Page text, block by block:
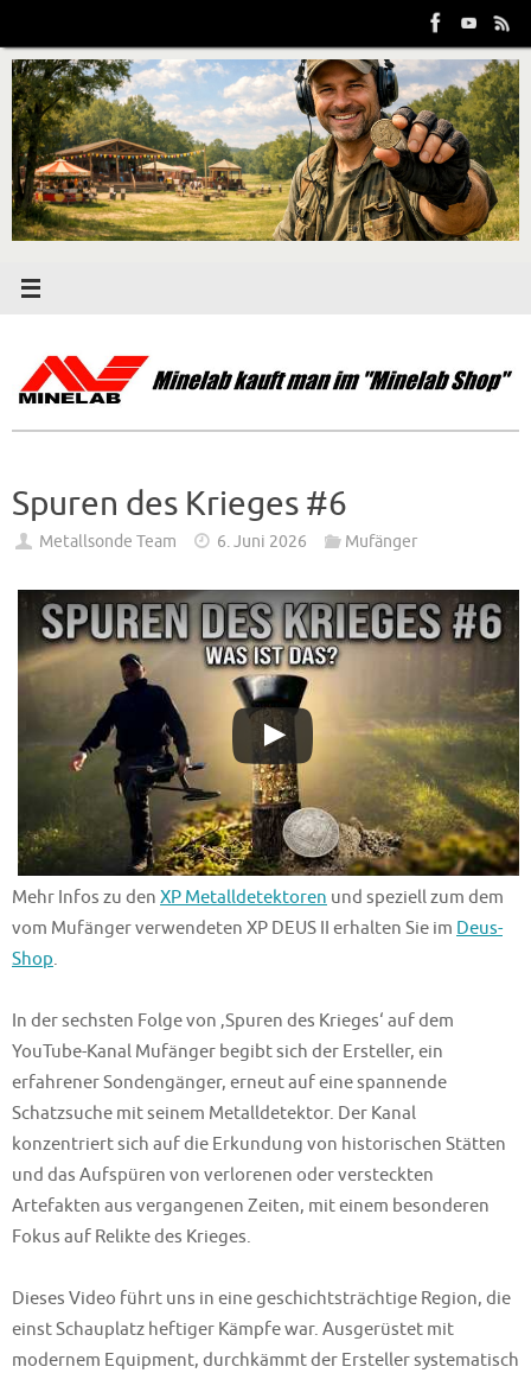
Inhalt
springen
Spuren des Krieges #6
Metallsonde Team 6. Juni 2026 Mufänger
Mehr Infos zu den XP Metalldetektoren und speziell zum dem
vom Mufänger verwendeten XP DEUS II erhalten Sie im Deus-
Shop.
In der sechsten Folge von ‚Spuren des Krieges‘ auf dem
YouTube-Kanal Mufänger begibt sich der Ersteller, ein
erfahrener Sondengänger, erneut auf eine spannende
Schatzsuche mit seinem Metalldetektor. Der Kanal
konzentriert sich auf die Erkundung von historischen Stätten
und das Aufspüren von verlorenen oder versteckten
Artefakten aus vergangenen Zeiten, mit einem besonderen
Fokus auf Relikte des Krieges.
Dieses Video führt uns in eine geschichtsträchtige Region, die
einst Schauplatz heftiger Kämpfe war. Ausgerüstet mit
modernem Equipment, durchkämmt der Ersteller systematisch